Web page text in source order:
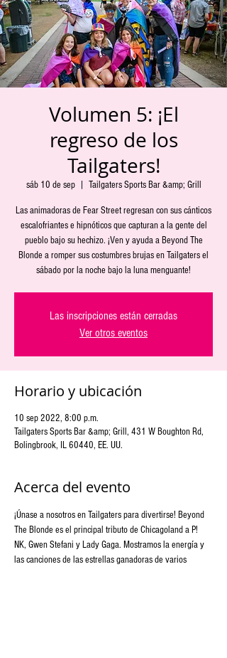
Volumen 5: ¡El
regreso de los
Tailgaters!
sáb 10 de sep
  |
Tailgaters Sports Bar &amp; Grill
Las animadoras de Fear Street regresan con sus cánticos
escalofriantes e hipnóticos que capturan a la gente del
pueblo bajo su hechizo. ¡Ven y ayuda a Beyond The
Blonde a romper sus costumbres brujas en Tailgaters el
sábado por la noche bajo la luna menguante!
Las inscripciones están cerradas
Ver otros eventos
Horario y ubicación
10 sep 2022, 8:00 p.m.
Tailgaters Sports Bar &amp; Grill, 431 W Boughton Rd,
Bolingbrook, IL 60440, EE. UU.
Acerca del evento
¡Únase a nosotros en Tailgaters para divertirse! Beyond
The Blonde es el principal tributo de Chicagoland a P!
NK, Gwen Stefani y Lady Gaga. Mostramos la energía y
las canciones de las estrellas ganadoras de varios